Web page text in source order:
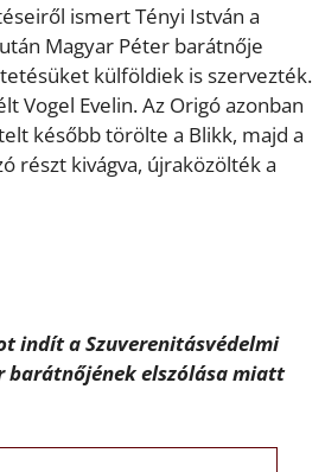
ismert Tényi István a
Magyar Péter barátnője
külföldiek is szervezték.
Vogel Evelin. Az Origó azonban
később törölte a Blikk, majd a
részt kivágva, újraközölték a
indít a Szuverenitásvédelmi
barátnőjének elszólása miatt